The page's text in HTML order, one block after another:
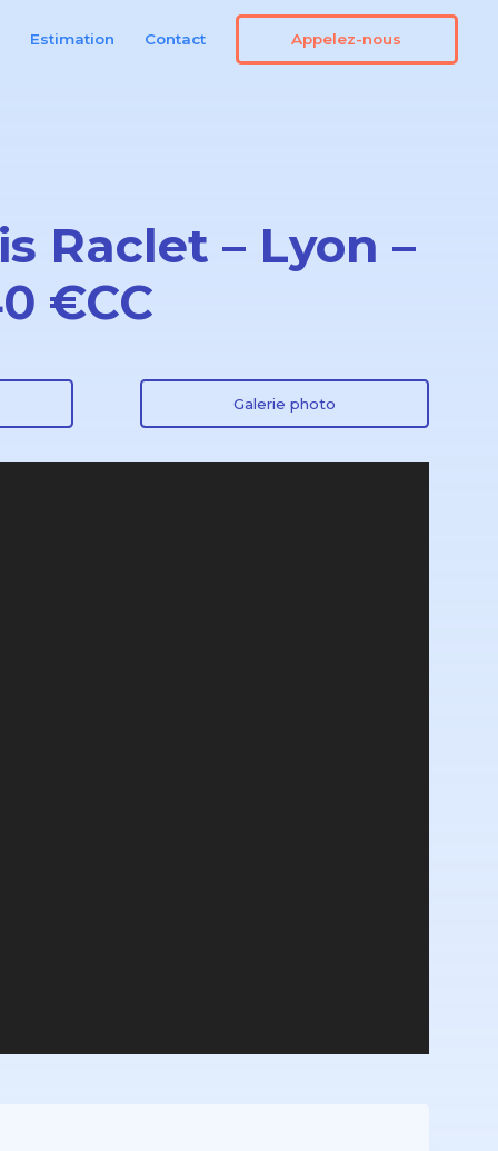
Estimation Contact Appelez-nous
Raclet – Lyon –
€CC
Galerie photo